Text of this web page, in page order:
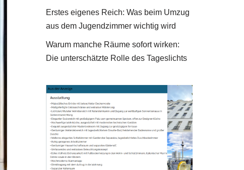
Erstes eigenes Reich: Was beim Umzug
aus dem Jugendzimmer wichtig wird
Warum manche Räume sofort wirken:
Die unterschätzte Rolle des Tageslichts